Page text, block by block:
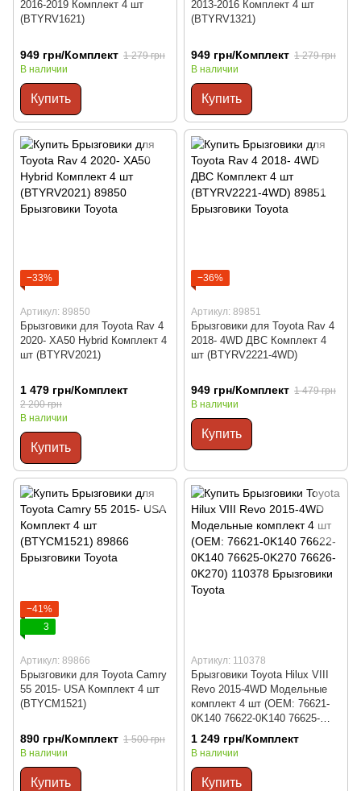
2016-2019 Комплект 4 шт
(BTYRV1621)
949 грн/Комплект 1 279 грн
В наличии
Купить
2013-2016 Комплект 4 шт
(BTYRV1321)
949 грн/Комплект 1 279 грн
В наличии
Купить
−33%
Артикул: 89850
Брызговики для Toyota Rav 4
2020- XA50 Hybrid Комплект 4
шт (BTYRV2021)
1 479 грн/Комплект
2 200 грн
В наличии
Купить
−36%
Артикул: 89851
Брызговики для Toyota Rav 4
2018- 4WD ДВС Комплект 4
шт (BTYRV2221-4WD)
949 грн/Комплект 1 479 грн
В наличии
Купить
−41%
3
Артикул: 89866
Брызговики для Toyota Camry
55 2015- USA Комплект 4 шт
(BTYCM1521)
890 грн/Комплект 1 500 грн
В наличии
Купить
Артикул: 110378
Брызговики Toyota Hilux VIII
Revo 2015-4WD Модельные
комплект 4 шт (OEM: 76621-
0K140 76622-0K140 76625-
0K270 76626-0K270)
1 249 грн/Комплект
В наличии
Купить